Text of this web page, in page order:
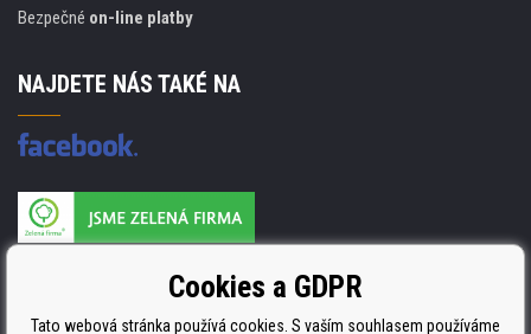
Bezpečné on-line platby
NAJDETE NÁS TAKÉ NA
ISO 9001. ISO 14001 a STMC.Cookies a GDPR
Tato webová stránka používá cookies. S vaším souhlasem používáme